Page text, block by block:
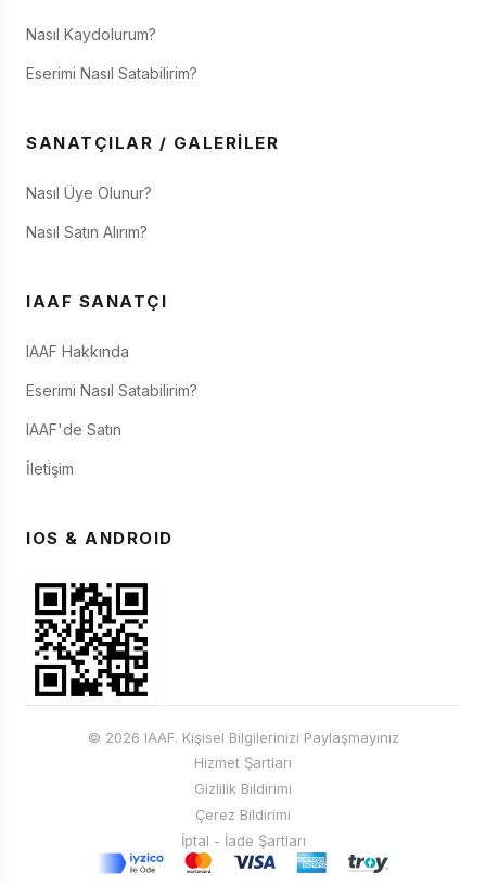
Nasıl Kaydolurum?
Eserimi Nasıl Satabilirim?
SANATÇILAR / GALERILER
Nasıl Üye Olunur?
Nasıl Satın Alırım?
IAAF SANATÇI
IAAF Hakkında
Eserimi Nasıl Satabilirim?
IAAF'de Satın
İletişim
IOS & ANDROID
© 2026 IAAF. Kişisel Bilgilerinizi Paylaşmayınız
Hizmet Şartları
Gizlilik Bildirimi
Çerez Bildirimi
İptal - İade Şartları